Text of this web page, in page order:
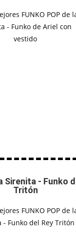
Sirenita - Funko
Tritón